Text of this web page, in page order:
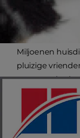
praat? Gaat je
schoot ligt te
Miljoenen
pluizige
staat om de
huisdieren en
Gek op